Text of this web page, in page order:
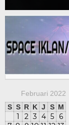
Februari 2022
S S R K J S M
1 2 3 4 5
6